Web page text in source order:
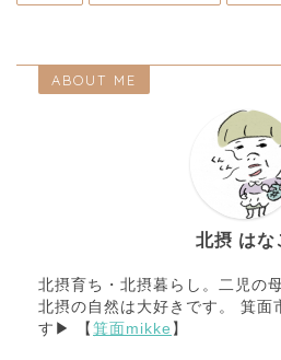
ABOUT ME
北摂 はな
北摂育ち・北摂暮らし。二児の
北摂の自然は大好きです。 箕面
す▶︎ 【 箕面mikke 】